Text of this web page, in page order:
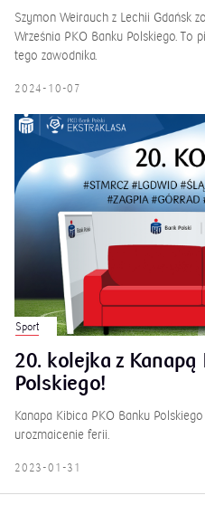
Szymon Weirauch z Lechii Gdańsk
Września PKO Banku Polskiego. To
tego zawodnika.
2024-10-07
Sport
20. kolejka z Kanapą
Polskiego!
Kanapa Kibica PKO Banku
urozmaicenie ferii.
2023-01-31